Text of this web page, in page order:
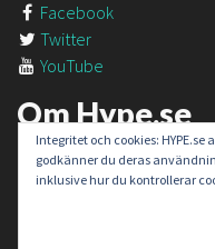
Facebook
Twitter
YouTube
Om Hype.se
Om oss
Om #SweGame
Integritet och cookies:
godkänner du deras
inklusive hur du kontrollerar